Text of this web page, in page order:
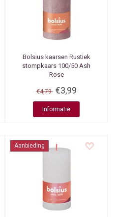
Bolsius kaarsen Rustiek
stompkaars 100/50 Ash
Rose
€4,79 €3,99
Informatie
Aanbieding